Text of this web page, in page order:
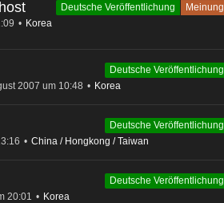
Deutsche Veröffentlichung Meinung
Korea
Deutsche Veröffentlichung
2007 um 10:48 Korea
Deutsche Veröffentlichung
China / Hongkong / Taiwan
Deutsche Veröffentlichung
20:01 Korea